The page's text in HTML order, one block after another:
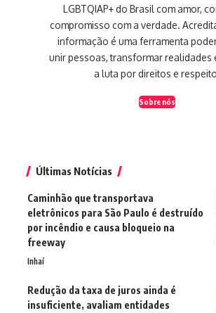
LGBTQIAP+ do Brasil com amor,
compromisso com a verdade.
informação é uma ferramenta
unir pessoas, transformar realidades
a luta por direitos e
Sobre nós
Últimas Notícias
Caminhão que transportava
eletrônicos para São Paulo é destruído
por incêndio e causa bloqueio na
freeway
Inhaí
Redução da taxa de juros ainda é
insuficiente, avaliam entidades